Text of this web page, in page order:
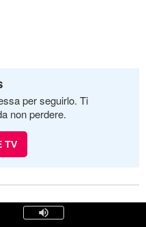
per seguirlo. Ti
non perdere.
TV